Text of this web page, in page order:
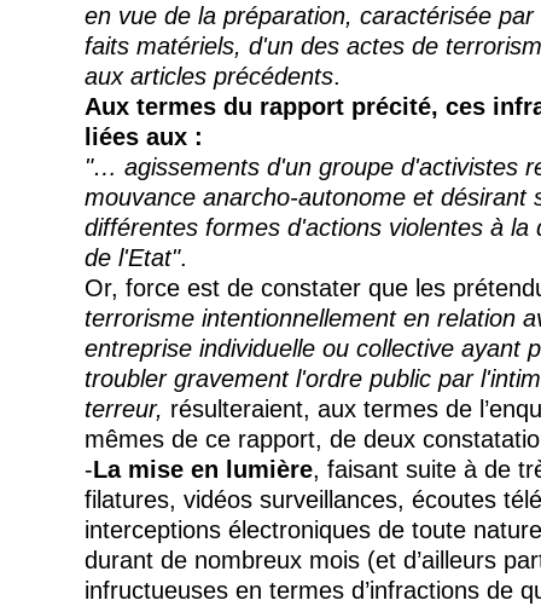
en vue de la préparation, caractérisée
faits matériels, d'un des actes de
aux articles précédents.
Aux termes du rapport précité, ces
liées aux :
"… agissements d'un groupe d'activistes
mouvance anarcho-autonome et désirant
différentes formes d'actions violentes à la
de l'Etat".
Or, force est de constater que les
terrorisme intentionnellement en relation
entreprise individuelle ou collective ayant
troubler gravement l'ordre public par
terreur, résulteraient, aux termes de
mêmes de ce rapport, de deux
-Lamise en lumière, faisant suite à de
filatures, vidéos surveillances, écoutes
interceptions électroniques de toute
durant de nombreux mois (et d’ailleurs
infructueuses en termes d’infractions de